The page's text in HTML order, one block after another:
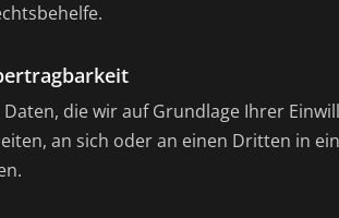
Daten, die wir auf Grundlage Ihrer
an sich oder an einen Dritten in